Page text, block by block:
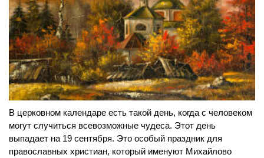
В церковном календаре есть такой день, когда с человеком
могут случиться всевозможные чудеса. Этот день
выпадает на 19 сентября. Это особый праздник для
православных христиан, который именуют Михайлово